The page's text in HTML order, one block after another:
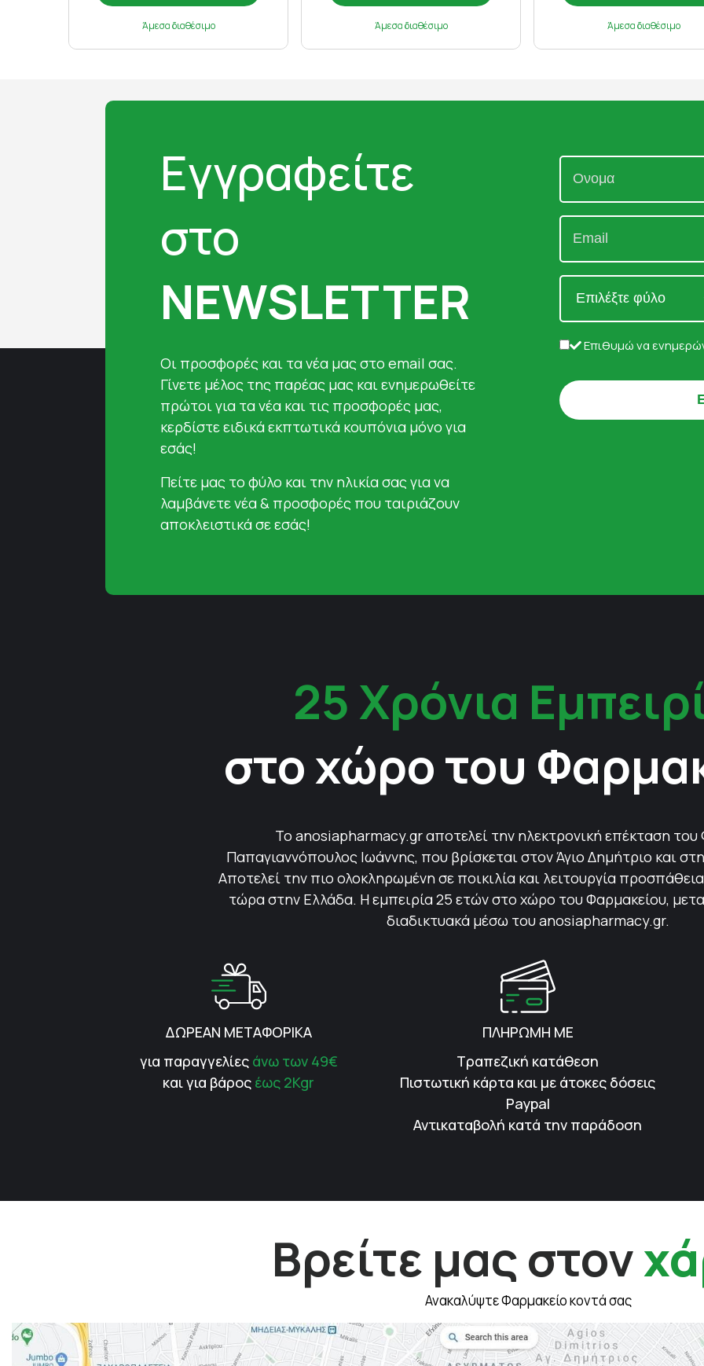
Άμεσα διαθέσιμο Άμεσα διαθέσιμο Άμεσα διαθέσιμο
Εγγραφείτε
στο
NEWSLETTER
Oι προσφορές και τα νέα μας στο email σας.
Γίνετε μέλος της παρέας μας και ενημερωθείτε
πρώτοι για τα νέα και τις προσφορές μας,
κερδίστε ειδικά εκπτωτικά κουπόνια μόνο για
εσάς!
Πείτε μας το φύλο και την ηλικία σας για να
λαμβάνετε νέα & προσφορές που ταιριάζουν
αποκλειστικά σε εσάς!
Επιθυμώ να
25 Χρόνια
στο χώρο του
Το anosiapharmacy.gr αποτελεί την ηλεκτρονική επέκταση του
Παπαγιαννόπουλος Ιωάννης, που βρίσκεται στον Άγιο Δημήτριο και
Αποτελεί την πιο ολοκληρωμένη σε ποικιλία και λειτουργία προσπάθεια
τώρα στην Ελλάδα. Η εμπειρία 25 ετών στο χώρο του Φαρμακείου,
διαδικτυακά μέσω του anosiapharmacy.gr.
ΔΩΡΕΑΝ ΜΕΤΑΦΟΡΙΚΑ
για παραγγελίες άνω των 49€
και για βάρος έως 2Kgr
ΠΛΗΡΩΜΗ ΜΕ
Τραπεζική κατάθεση
Πιστωτική κάρτα και με άτοκες δόσεις
Paypal
Αντικαταβολή κατά την παράδοση
Βρείτε μας στον
Ανακαλύψτε Φαρμακείο κοντά σας